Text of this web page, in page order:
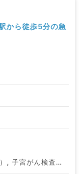
から徒歩5分の急
子宮がん検査（体がん）, 子宮がん検査（頚がん）, 検診, 乳房視触診